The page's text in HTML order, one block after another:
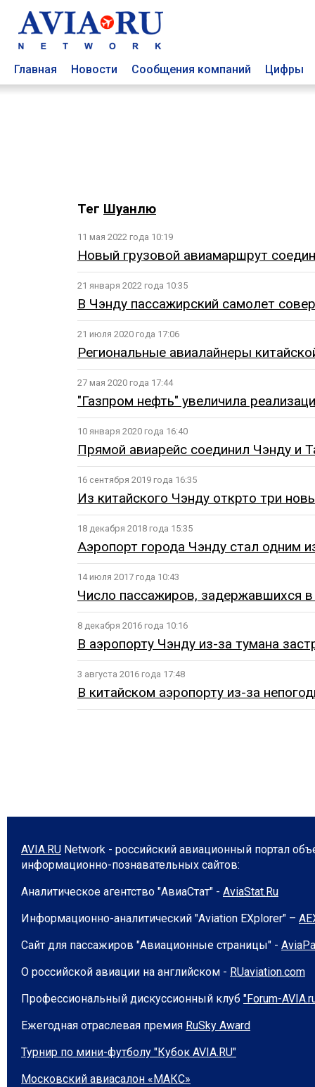
Главная Новости Сообщения компаний Цифры
Тег Шуанлю
11 мая 2022 года 10:19
Новый грузовой авиамаршрут
21 января 2022 года 10:35
В Чэнду пассажирский самолет
21 июля 2020 года 17:06
Региональные авиалайнеры
27 мая 2020 года 17:44
"Газпром нефть" увеличила
10 января 2020 года 16:40
Прямой авиарейс соединил Чэнду и
16 сентября 2019 года 16:35
Из китайского Чэнду открто три
18 декабря 2018 года 15:35
Аэропорт города Чэнду стал одним
14 июля 2017 года 10:43
Число пассажиров, задержавшихся
8 декабря 2016 года 10:16
В аэропорту Чэнду из-за тумана
3 августа 2016 года 17:48
В китайском аэропорту из-за
AVIA.RU Network - российский авиационный портал
информационно-познавательных сайтов:
Аналитическое агентство "АвиаСтат" - AviaStat.Ru
Информационно-аналитический "Aviation EХplorer" –
Сайт для пассажиров "Авиационные страницы" -
О российской авиации на английском - RUaviation.com
Профессиональный дискуссионный клуб "Forum-
Ежегодная отраслевая премия RuSky Award
Турнир по мини-футболу "Кубок AVIA.RU"
Московский авиасалон «МАКС»